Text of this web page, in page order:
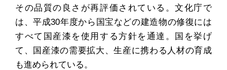
その品質の良さが再評価されている。文化庁で
は、平成30年度から国宝などの建造物の修復には
すべて国産漆を使用する方針を通達。国を挙げ
て、国産漆の需要拡大、生産に携わる人材の育成
も進められている。